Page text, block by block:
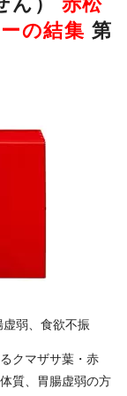
の結集 第
弱、食欲不振
クマザサ葉・赤
質、胃腸虚弱の方